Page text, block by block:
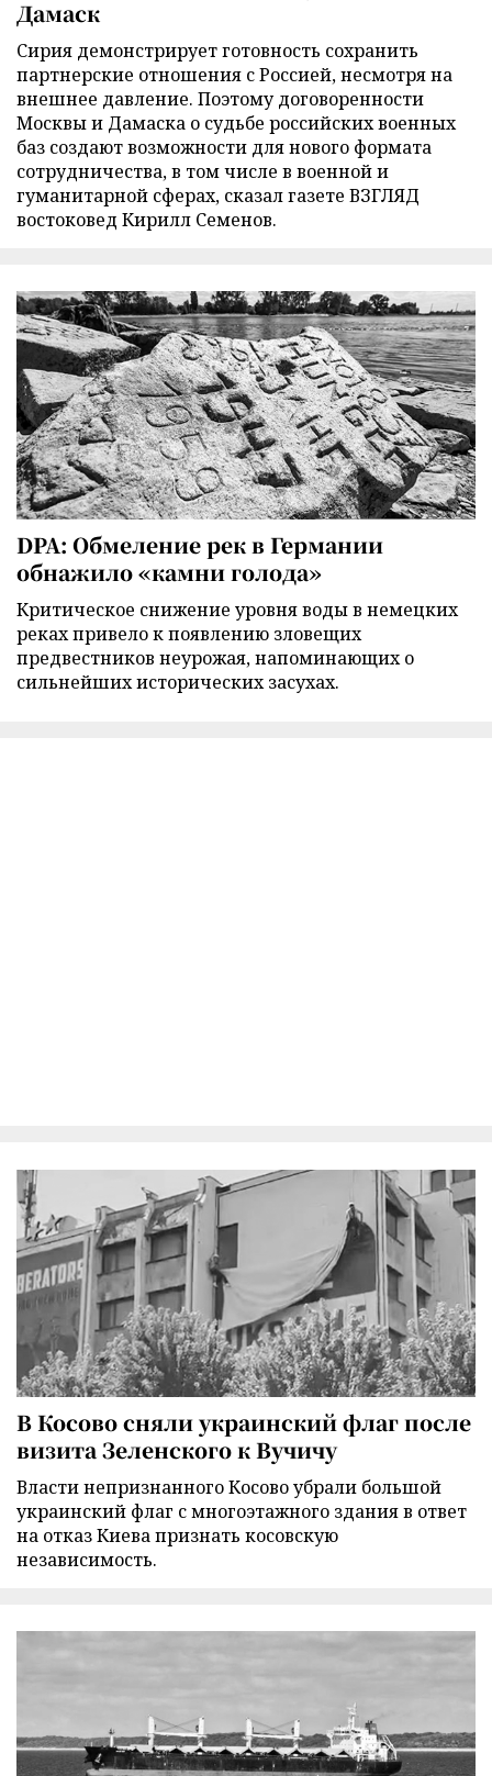
Дамаск
Сирия демонстрирует готовность сохранить
партнерские отношения с Россией, несмотря на
внешнее давление. Поэтому договоренности
Москвы и Дамаска о судьбе российских военных
баз создают возможности для нового формата
сотрудничества, в том числе в военной и
гуманитарной сферах, сказал газете ВЗГЛЯД
востоковед Кирилл Семенов.
DPA: Обмеление рек в Германии
обнажило «камни голода»
Критическое снижение уровня воды в немецких
реках привело к появлению зловещих
предвестников неурожая, напоминающих о
сильнейших исторических засухах.
В Косово сняли украинский флаг после
визита Зеленского к Вучичу
Власти непризнанного Косово убрали большой
украинский флаг с многоэтажного здания в ответ
на отказ Киева признать косовскую
независимость.